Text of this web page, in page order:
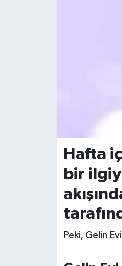
Hafta
bir
Peki, Gelin
KENT GÜNDEMİ
KÜLTÜR-SANAT
MAGAZİN